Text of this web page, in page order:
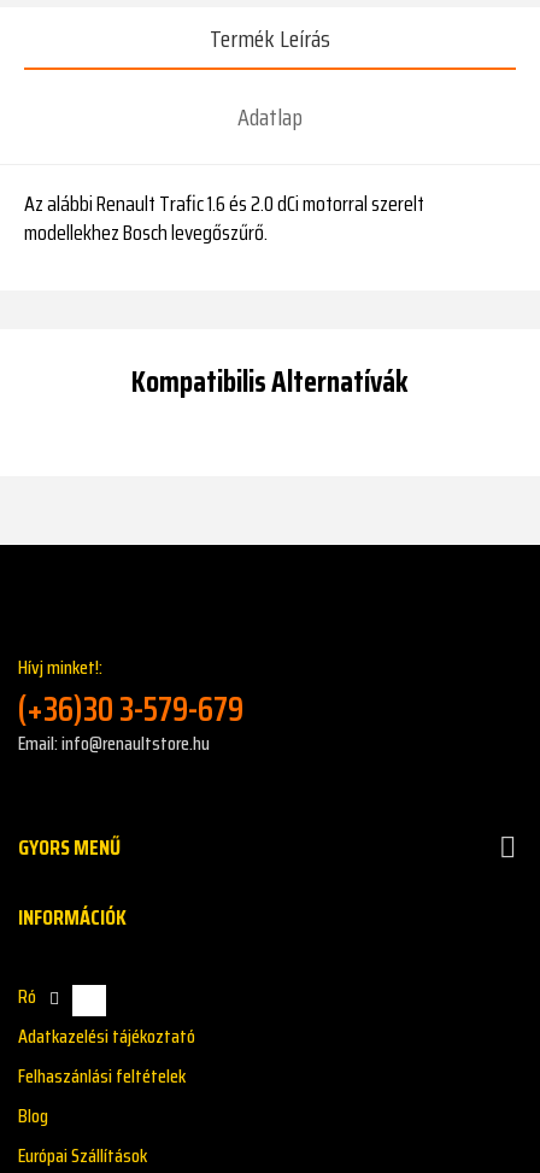
Termék Leírás
Adatlap
Az alábbi Renault Trafic 1.6 és 2.0 dCi motorral szerelt
modellekhez Bosch levegőszűrő.
Kompatibilis Alternatívák
Hívj minket!:
(+36)30 3-579-679
Email: info@renaultstore.hu
GYORS MENŰ 
INFORMÁCIÓK
Rólunk
Adatkazelési tájékoztató
Felhaszánlási feltételek
Blog
Európai Szállítások